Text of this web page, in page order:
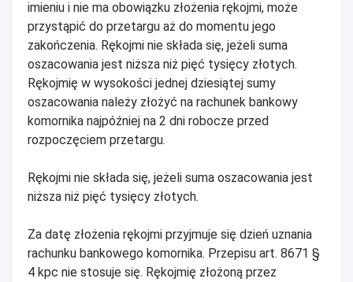
imieniu i nie ma obowiązku złożenia rękojmi, może
przystąpić do przetargu aż do momentu jego
zakończenia. Rękojmi nie składa się, jeżeli suma
oszacowania jest niższa niż pięć tysięcy złotych.
Rękojmię w wysokości jednej dziesiątej sumy
oszacowania należy złożyć na rachunek bankowy
komornika najpóźniej na 2 dni robocze przed
rozpoczęciem przetargu.
Rękojmi nie składa się, jeżeli suma oszacowania jest
niższa niż pięć tysięcy złotych.
Za datę złożenia rękojmi przyjmuje się dzień uznania
rachunku bankowego komornika. Przepisu art. 8671 §
4 kpc nie stosuje się. Rękojmię złożoną przez